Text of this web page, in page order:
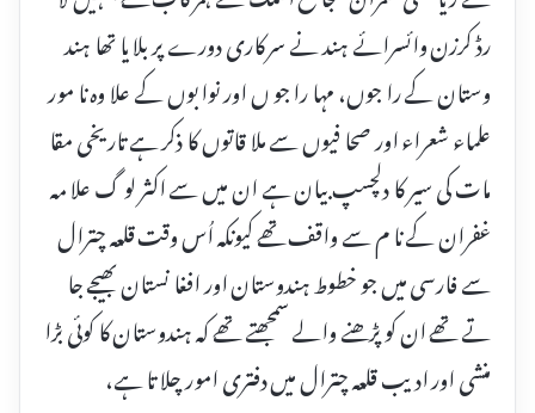
رڈ کرزن وائسرائے ہند نے سر کاری دورے پر بلا یا تھا ہند
وستان کے را جوں، مہا را جو ں اور نوا بوں کے علا وہ نا مور
علماء شعراء اور صحا فیوں سے ملا قاتوں کا ذکر ہے تاریخی مقا
مات کی سیر کا دلچسپ بیان ہے ان میں سے اکثر لو گ علا مہ
غفران کے نا م سے واقف تھے کیونکہ اُس وقت قلعہ چترال
سے فارسی میں جو خطوط ہندوستان اور افغا نستان بھیجے جا
تے تھے ان کو پڑھنے والے سمجھتے تھے کہ ہندوستان کا کوئی بڑا
منشی اور ادیب قلعہ چترال میں دفتری امور چلا تا ہے،